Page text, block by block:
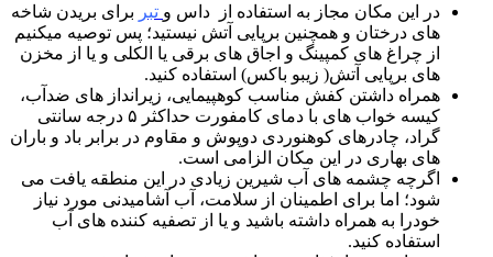
در این مکان مجاز به استفاده از داس و تبر برای بریدن شاخه
های درختان و همچنین برپایی آتش نیستید؛ پس توصیه میکنیم
از چراغ های کمپینگ و اجاق های برقی یا الکلی و یا از مخزن
های برپایی آتش( زیبو باکس) استفاده کنید.
همراه داشتن کفش مناسب کوهپیمایی، زیرانداز های ضدآب،
کیسه خواب های با دمای کامفورت حداکثر ۵ درجه سانتی
گراد، چادرهای کوهنوردی دوپوش و مقاوم در برابر باد و باران
های بهاری در این مکان الزامی است.
اگرچه چشمه های آب شیرین زیادی در این منطقه یافت می
شود؛ اما برای اطمینان از سلامت، آب آشامیدنی مورد نیاز
خودرا به همراه داشته باشید و یا از تصفیه کننده های آب
استفاده کنید.